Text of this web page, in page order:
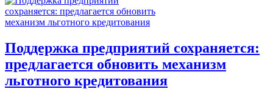
Поддержка предприятий сохраняется:
предлагается обновить механизм
льготного кредитования